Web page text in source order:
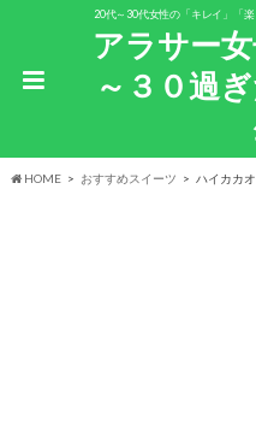
20代～30代女性の「キレイ」「
アラサー
～３０過
HOME おすすめスイーツ ハイカカ